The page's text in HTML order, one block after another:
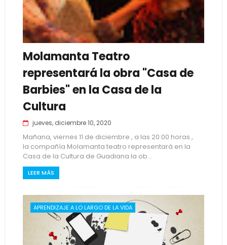
Molamanta Teatro
representará la obra "Casa de
Barbies" en la Casa de la
Cultura
jueves, diciembre 10, 2020
Mañana, viernes 11 de diciembre , a las 20:00 horas ,
la compañía Molamanta teatro representará en la
Casa de la Cultura de Guadiana la ob...
LEER MÁS
APRENDIZAJE A LO LARGO DE LA VIDA